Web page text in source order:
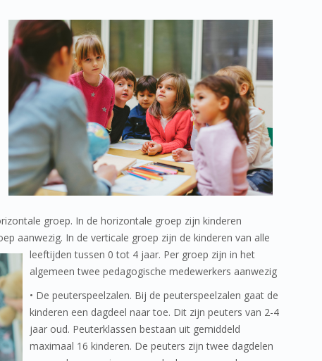
groep. In de horizontale groep zijn kinderen
aanwezig. In de verticale groep zijn de kinderen van alle
leeftijden tussen 0 tot 4 jaar. Per groep zijn in het
algemeen twee pedagogische medewerkers aanwezig
• De peuterspeelzalen. Bij de peuterspeelzalen gaat de
kinderen een dagdeel naar toe. Dit zijn peuters van 2-4
jaar oud. Peuterklassen bestaan uit gemiddeld
maximaal 16 kinderen. De peuters zijn twee dagdelen